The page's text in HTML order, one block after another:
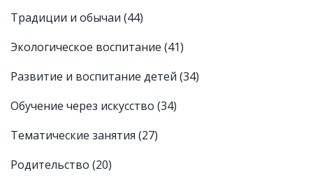
Традиции и обычаи (44)
Экологическое воспитание (41)
Развитие и воспитание детей (34)
Обучение через искусство (34)
Тематические занятия (27)
Родительство (20)